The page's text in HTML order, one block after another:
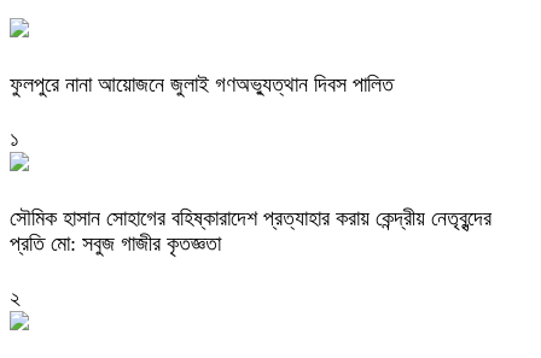
ফুলপুরে নানা আয়োজনে জুলাই গণঅভ্যুত্থান দিবস পালিত
১
সৌমিক হাসান সোহাগের বহিষ্কারাদেশ প্রত্যাহার করায় কেন্দ্রীয় নেতৃবৃন্দের
প্রতি মো: সবুজ গাজীর কৃতজ্ঞতা
২